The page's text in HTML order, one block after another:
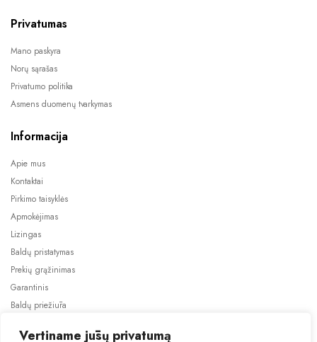
Vertiname jūsų privatumą
Privatumas
Mano paskyra
Norų sąrašas
Privatumo politika
Asmens duomenų tvarkymas
Informacija
Apie mus
Kontaktai
Pirkimo taisyklės
Apmokėjimas
Lizingas
Baldų pristatymas
Prekių grąžinimas
Garantinis
Baldų priežiūra